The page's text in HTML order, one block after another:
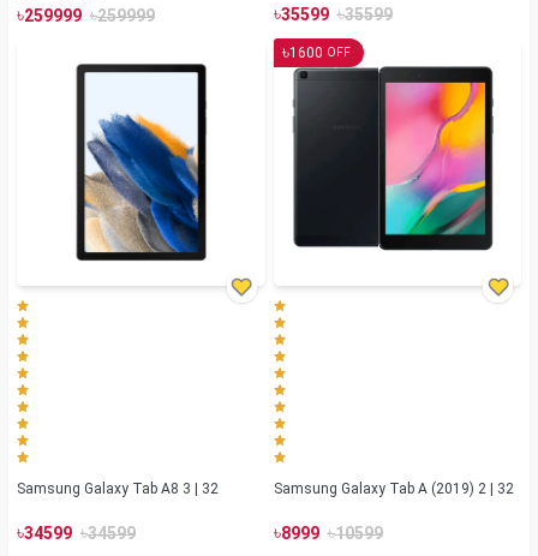
৳259999 ৳259999 ৳35599 ৳35599
Samsung Galaxy Tab A8 3 | 32
৳34599 ৳34599
৳1600 OFF
Samsung Galaxy Tab A (2019) 2 | 32
৳8999 ৳10599